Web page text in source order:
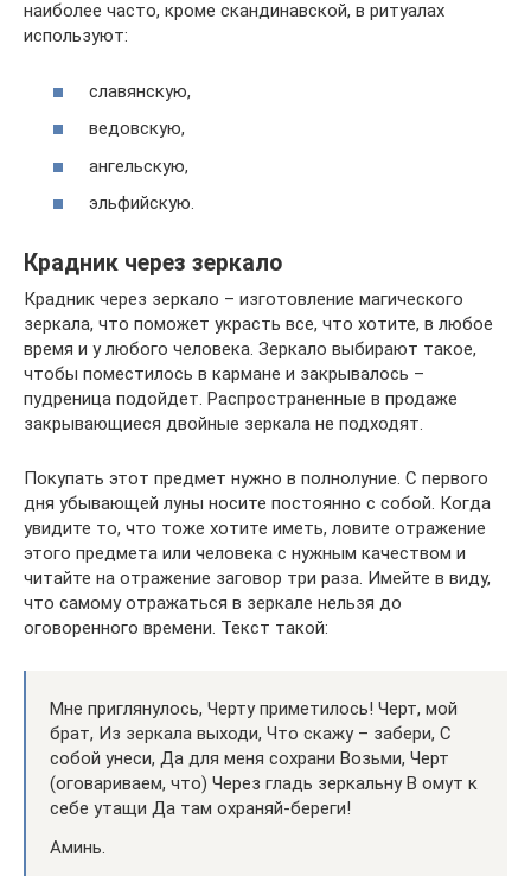
наиболее часто, кроме скандинавской, в ритуалах
используют:
славянскую,
ведовскую,
ангельскую,
эльфийскую.
Крадник через зеркало
Крадник через зеркало – изготовление магического
зеркала, что поможет украсть все, что хотите, в любое
время и у любого человека. Зеркало выбирают такое,
чтобы поместилось в кармане и закрывалось –
пудреница подойдет. Распространенные в продаже
закрывающиеся двойные зеркала не подходят.
Покупать этот предмет нужно в полнолуние. С первого
дня убывающей луны носите постоянно с собой. Когда
увидите то, что тоже хотите иметь, ловите отражение
этого предмета или человека с нужным качеством и
читайте на отражение заговор три раза. Имейте в виду,
что самому отражаться в зеркале нельзя до
оговоренного времени. Текст такой:
Мне приглянулось, Черту приметилось! Черт, мой
брат, Из зеркала выходи, Что скажу – забери, С
собой унеси, Да для меня сохрани Возьми, Черт
(оговариваем, что) Через гладь зеркальну В омут к
себе утащи Да там охраняй-береги!
Аминь.